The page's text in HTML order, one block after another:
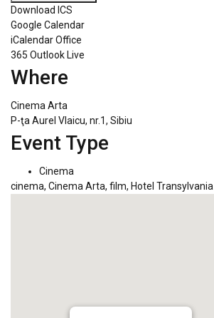
Download ICS
Google Calendar
iCalendarOffice
365 Outlook Live
Where
Cinema Arta
P-ţa Aurel Vlaicu, nr.1, Sibiu
Event Type
Cinema
cinema, Cinema Arta, film, Hotel Transylvania